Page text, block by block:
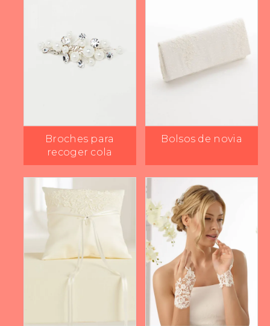
Broches para
recoger cola
Bolsos de novia